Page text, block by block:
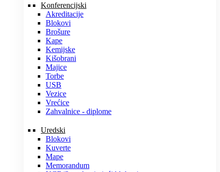
Konferencijski
Akreditacije
Blokovi
Brošure
Kape
Kemijske
Kišobrani
Majice
Torbe
USB
Vezice
Vrećice
Zahvalnice - diplome
Uredski
Blokovi
Kuverte
Mape
Memorandum